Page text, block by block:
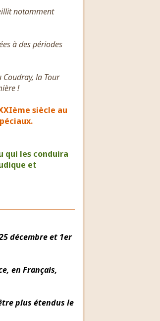
notamment
à des périodes
la Tour
!
siècle au
qui les conduira
et
décembre et 1er
en Français,
plus étendus le